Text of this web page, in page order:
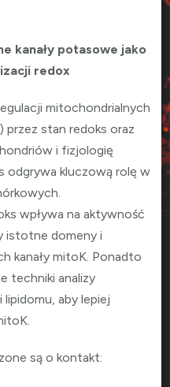
kanały potasowe jako
redox
mitochondrialnych
przez stan redoks oraz
i fizjologię
odgrywa kluczową rolę w
wpływa na aktywność
istotne domeny i
kanały mitoK. Ponadto
techniki analizy
aby lepiej
są o kontakt: